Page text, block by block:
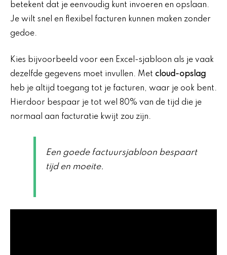
betekent dat je eenvoudig kunt invoeren en opslaan.
Je wilt snel en flexibel facturen kunnen maken zonder
gedoe.
Kies bijvoorbeeld voor een Excel-sjabloon als je vaak
dezelfde gegevens moet invullen. Met cloud-opslag
heb je altijd toegang tot je facturen, waar je ook bent.
Hierdoor bespaar je tot wel 80% van de tijd die je
normaal aan facturatie kwijt zou zijn.
Een goede factuursjabloon bespaart
tijd en moeite.